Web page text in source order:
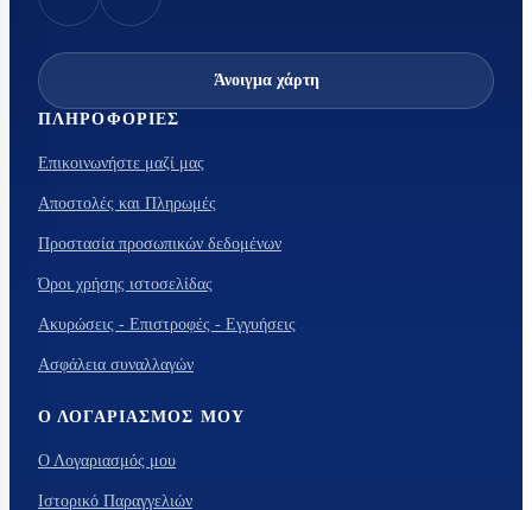
Άνοιγμα χάρτη
ΠΛΗΡΟΦΟΡΊΕΣ
Επικοινωνήστε μαζί μας
Αποστολές και Πληρωμές
Προστασία προσωπικών δεδομένων
Όροι χρήσης ιστοσελίδας
Ακυρώσεις - Επιστροφές - Εγγυήσεις
Ασφάλεια συναλλαγών
Ο ΛΟΓΑΡΙΑΣΜΌΣ ΜΟΥ
Ο Λογαριασμός μου
Ιστορικό Παραγγελιών